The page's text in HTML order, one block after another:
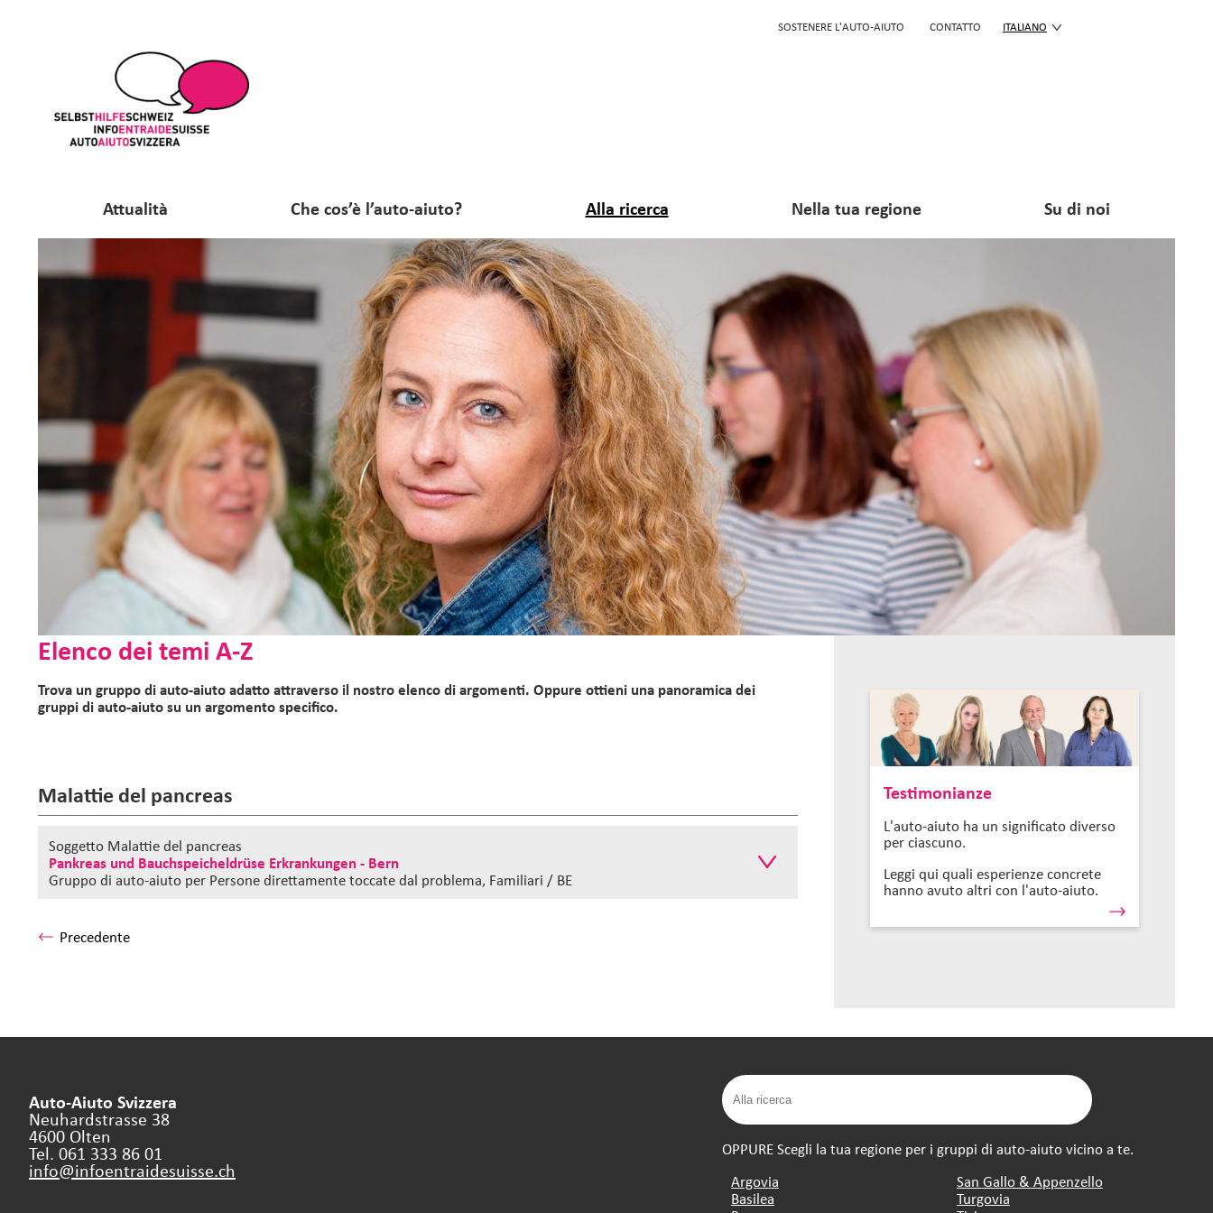
SOSTENERE L'AUTO-AIUTO CONTATTO ITALIANO
Attualità Che cos’è l’auto-aiuto? Alla ricerca Nella tua regione Su di noi
Elenco dei temi A-Z
Trova un gruppo di auto-aiuto adatto attraverso il nostro elenco di argomenti. Oppure ottieni una panoramica dei
gruppi di auto-aiuto su un argomento specifico.
Malattie del pancreas
Soggetto Malattie del pancreas
Pankreas und Bauchspeicheldrüse Erkrankungen - Bern
Gruppo di auto-aiuto per Persone direttamente toccate dal problema, Familiari / BE
Precedente
Testimonianze
L'auto-aiuto ha un significato diverso
per ciascuno.
Leggi qui quali esperienze concrete
hanno avuto altri con l'auto-aiuto.
Auto-Aiuto Svizzera
Neuhardstrasse 38
4600 Olten
Tel. 061 333 86 01
info@infoentraidesuisse.ch
OPPURE Scegli la tua regione per i gruppi di auto-aiuto vicino a te.
Argovia
Basilea
San Gallo & Appenzello
Turgovia